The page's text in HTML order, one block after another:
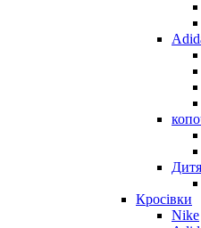
Кросівки
Nike